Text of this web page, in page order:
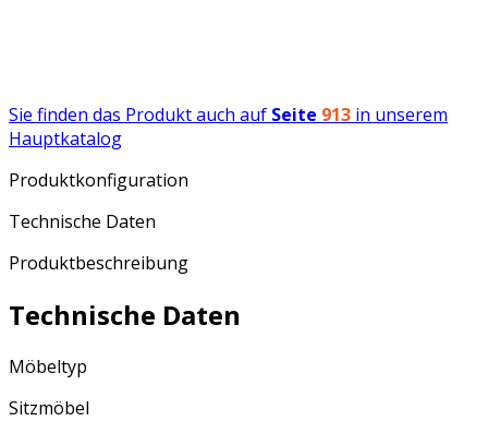
Sie finden das Produkt auch auf Seite 913 in unserem
Hauptkatalog
Produktkonfiguration
Technische Daten
Produktbeschreibung
Technische Daten
Möbeltyp
Sitzmöbel